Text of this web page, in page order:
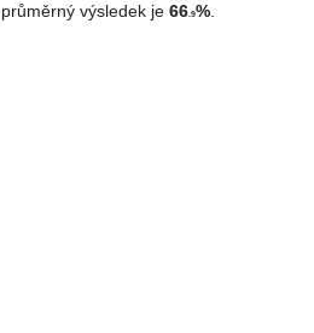
, průměrný výsledek je 66 .9%